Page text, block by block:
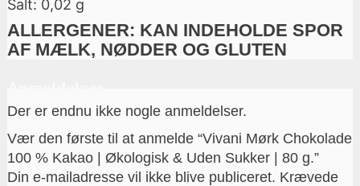
Salt: 0,02 g
ALLERGENER: KAN INDEHOLDE SPOR
AF MÆLK, NØDDER OG GLUTEN
Der er endnu ikke nogle anmeldelser.
Vær den første til at anmelde “Vivani Mørk Chokolade
100 % Kakao | Økologisk & Uden Sukker | 80 g.”
Din e-mailadresse vil ikke blive publiceret. Krævede